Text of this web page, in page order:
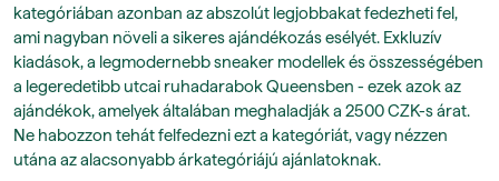
kategóriában azonban az abszolút legjobbakat fedezheti fel,
ami nagyban növeli a sikeres ajándékozás esélyét. Exkluzív
kiadások, a legmodernebb sneaker modellek és összességében
a legeredetibb utcai ruhadarabok Queensben - ezek azok az
ajándékok, amelyek általában meghaladják a 2500 CZK-s árat.
Ne habozzon tehát felfedezni ezt a kategóriát, vagy nézzen
utána az alacsonyabb árkategóriájú ajánlatoknak.